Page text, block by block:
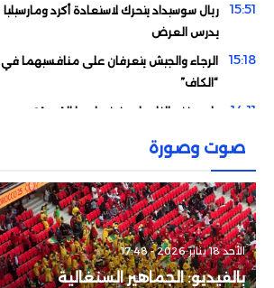
15:51
ريال سوسيداد يتحرك لاستعادة أكرد ومارسيليا
يدرس العرض
15:18
الرجاء والجيش يتعرفان على منافسيهما في
“الكاف”
14:11 وادو يفتح النار على فرنسا.. ما القصة؟
تصريحات قوية من وهبي ردا على انتقادات
الإقصاء أمام فرنسا
11:15 دياز يوجّه رسالة إلى مورينيو
00:13 مورينيو يحسم الجدل حول دياز
21:15
هل اشترط رئيس “الفيفا” على المغرب دعمه
مقابل تنظيم نهائي “المونديال”؟
صوت وصورة
الأحد 18 يناير 2026 - 17:48
بالفيديو: الجماهير السنغالية